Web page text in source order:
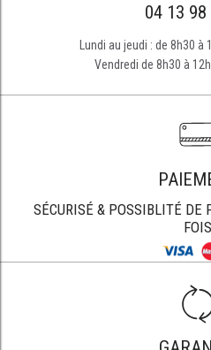
04 13
Lundi au jeudi : de 8h30
Vendredi de 8h30 à
SÉCURISÉ & POSSIBLITÉ DE
FOIS